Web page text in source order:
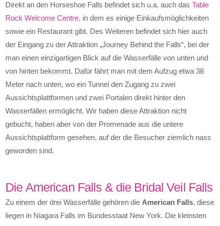
Direkt an den Horseshoe Falls befindet sich u.a. auch dasTable
Rock Welcome Centre, in dem es einige Einkaufsmöglichkeiten
sowie ein Restaurant gibt. Des Weiteren befindet sich hier auch
der Eingang zu der Attraktion „Journey Behind the Falls“, bei der
man einen einzigartigen Blick auf die Wasserfälle von unten und
von hinten bekommt. Dafür fährt man mit dem Aufzug etwa 38
Meter nach unten, wo ein Tunnel den Zugang zu zwei
Aussichtsplattformen und zwei Portalen direkt hinter den
Wasserfällen ermöglicht. Wir haben diese Attraktion nicht
gebucht, haben aber von der Promenade aus die untere
Aussichtsplattform gesehen, auf der die Besucher ziemlich nass
geworden sind.
Die American Falls & die Bridal Veil Falls
Zu einem der drei Wasserfälle gehören die American Falls, diese
liegen in Niagara Falls im Bundesstaat New York. Die kleinsten